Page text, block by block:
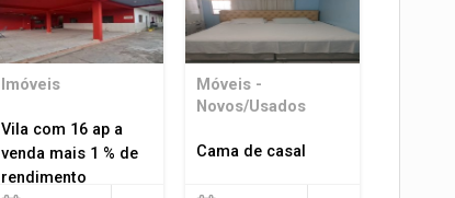
Imóveis
Vila com 16 ap a
venda mais 1 % de
rendimento
Móveis -
Novos/Usados
Cama de casal